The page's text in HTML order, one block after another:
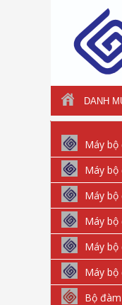
DANH
Máy bộ
Máy bộ
Máy bộ
Máy bộ
Máy bộ
Máy bộ
Bộ